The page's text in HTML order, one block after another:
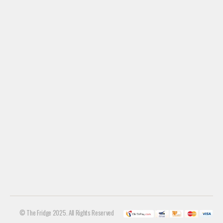
© The Fridge 2025. All Rights Reserved